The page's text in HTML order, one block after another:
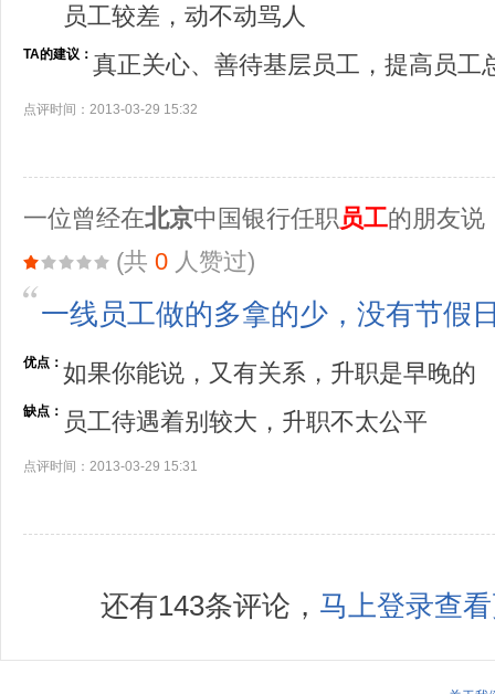
员工较差，动不动骂人
TA的建议： 真正关心、善待基层员工，提高员工
点评时间：2013-03-29 15:32
一位曾经在北京中国银行任职 员工的朋友说
(共 0 人赞过)
一线员工做的多拿的少，没有节假
优点： 如果你能说，又有关系，升职是早晚的
缺点： 员工待遇着别较大，升职不太公平
点评时间：2013-03-29 15:31
还有143条评论， 马上登录查